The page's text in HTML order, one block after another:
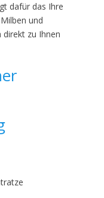
dafür das Ihre
und
zu Ihnen